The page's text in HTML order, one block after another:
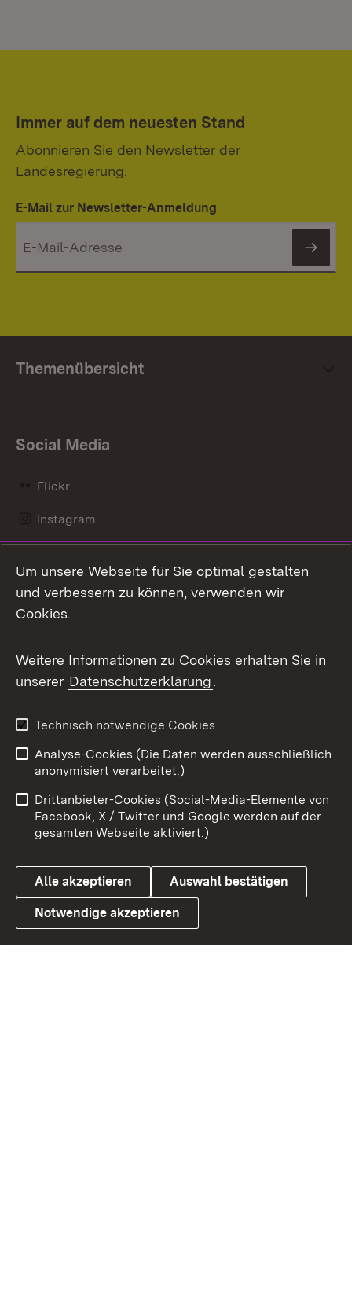
Immer auf dem neuesten Stand
Abonnieren Sie den Newsletter der
Landesregierung.
E-Mail zur Newsletter-Anmeldung
Themenübersicht
Social Media
Flickr
Instagram
Mastodon
Messenger
Social Wall
X / Twitter
Youtube
Link zum Landesportal
Benutzungshinweise
Barrierefreiheit
Datenschutz
Cookies
Um unsere Webseite für Sie optimal gestalten
und verbessern zu können, verwenden wir
Cookies.
Weitere Informationen zu Cookies erhalten Sie in
unserer Datenschutzerklärung.
Technisch notwendige Cookies
Analyse-Cookies (Die Daten werden ausschließlich
anonymisiert verarbeitet.)
Drittanbieter-Cookies (Social-Media-Elemente von
Facebook, X / Twitter und Google werden auf der
gesamten Webseite aktiviert.)
Alle akzeptieren Auswahl bestätigen
Notwendige akzeptieren